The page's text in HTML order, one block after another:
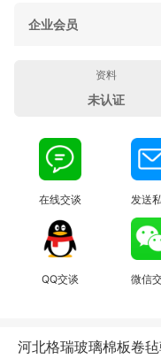
企业会员
资料
未认证
在线交谈 发送
QQ交谈 微信
河北格瑞玻璃棉板卷